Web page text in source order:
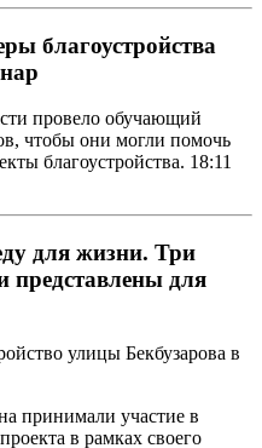
благоустройства
провело обучающий
чтобы они могли помочь
благоустройства. 18:11
для жизни. Три
представлены для
улицы Бекбузарова в
принимали участие в
в рамках своего